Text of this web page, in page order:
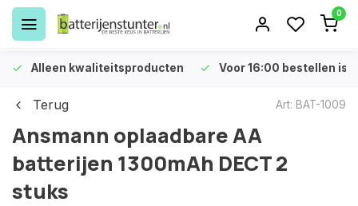
0
Alleen kwaliteitsproducten Voor 16:00 bestellen is
Terug Art: BAT-1009
Ansmann oplaadbare AA
batterijen 1300mAh DECT 2
stuks